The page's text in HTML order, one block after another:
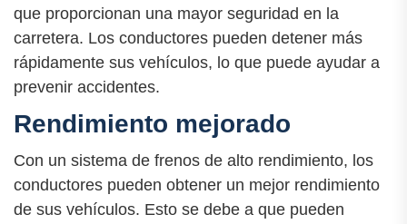
que proporcionan una mayor seguridad en la
carretera. Los conductores pueden detener más
rápidamente sus vehículos, lo que puede ayudar a
prevenir accidentes.
Rendimiento mejorado
Con un sistema de frenos de alto rendimiento, los
conductores pueden obtener un mejor rendimiento
de sus vehículos. Esto se debe a que pueden